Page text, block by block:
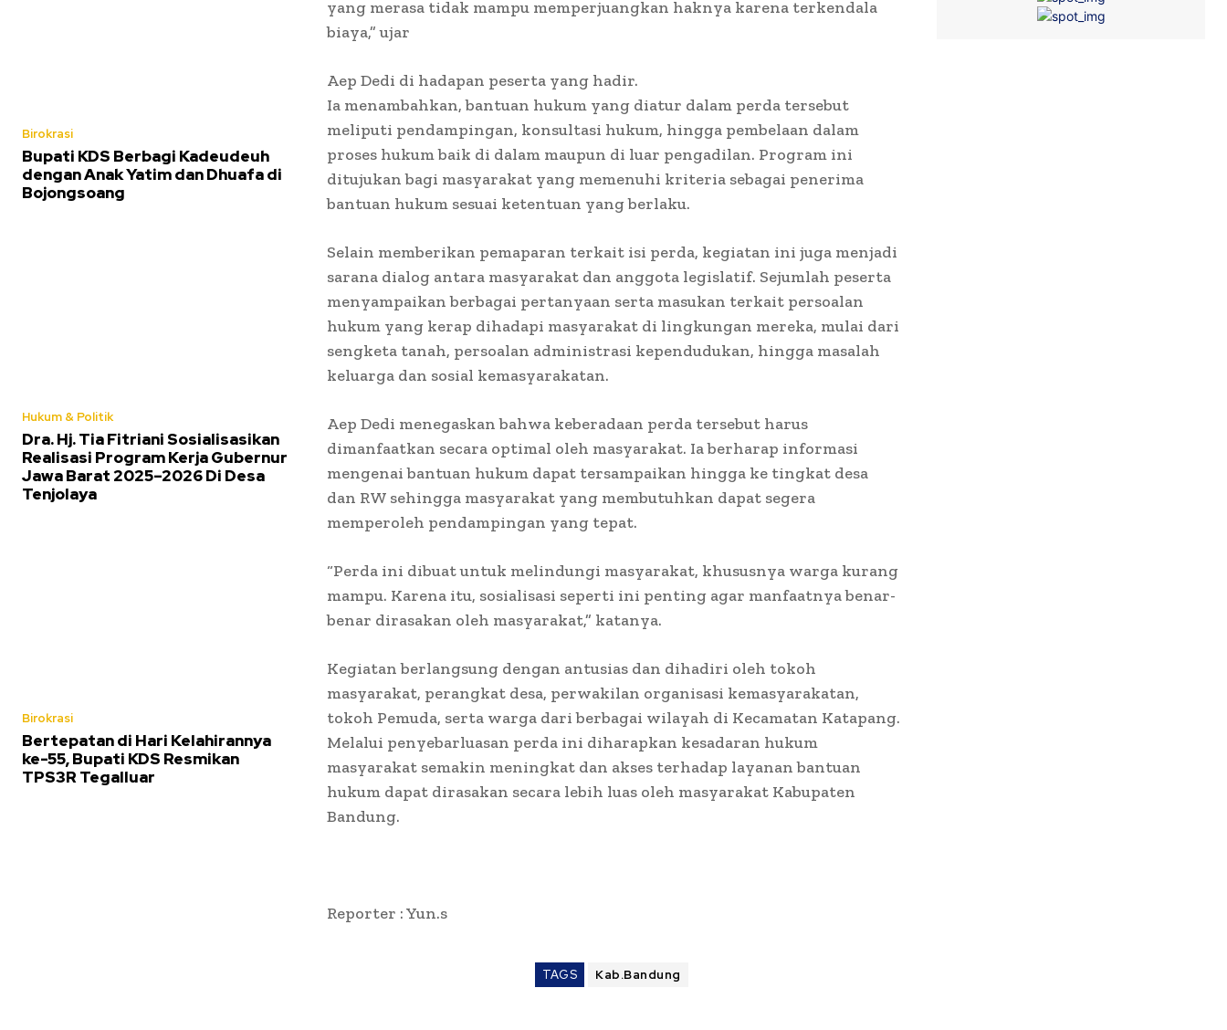
Birokrasi
Bupati KDS Berbagi Kadeudeuh
dengan Anak Yatim dan Dhuafa di
Bojongsoang
Hukum & Politik
Dra. Hj. Tia Fitriani Sosialisasikan
Realisasi Program Kerja Gubernur
Jawa Barat 2025–2026 Di Desa
Tenjolaya
Birokrasi
Bertepatan di Hari Kelahirannya
ke-55, Bupati KDS Resmikan
TPS3R Tegalluar
yang merasa tidak mampu memperjuangkan haknya karena terkendala
biaya,” ujar
Aep Dedi di hadapan peserta yang hadir.
Ia menambahkan, bantuan hukum yang diatur dalam perda tersebut
meliputi pendampingan, konsultasi hukum, hingga pembelaan dalam
proses hukum baik di dalam maupun di luar pengadilan. Program ini
ditujukan bagi masyarakat yang memenuhi kriteria sebagai penerima
bantuan hukum sesuai ketentuan yang berlaku.
Selain memberikan pemaparan terkait isi perda, kegiatan ini juga menjadi
sarana dialog antara masyarakat dan anggota legislatif. Sejumlah peserta
menyampaikan berbagai pertanyaan serta masukan terkait persoalan
hukum yang kerap dihadapi masyarakat di lingkungan mereka, mulai dari
sengketa tanah, persoalan administrasi kependudukan, hingga masalah
keluarga dan sosial kemasyarakatan.
Aep Dedi menegaskan bahwa keberadaan perda tersebut harus
dimanfaatkan secara optimal oleh masyarakat. Ia berharap informasi
mengenai bantuan hukum dapat tersampaikan hingga ke tingkat desa
dan RW sehingga masyarakat yang membutuhkan dapat segera
memperoleh pendampingan yang tepat.
“Perda ini dibuat untuk melindungi masyarakat, khususnya warga kurang
mampu. Karena itu, sosialisasi seperti ini penting agar manfaatnya benar-
benar dirasakan oleh masyarakat,” katanya.
Kegiatan berlangsung dengan antusias dan dihadiri oleh tokoh
masyarakat, perangkat desa, perwakilan organisasi kemasyarakatan,
tokoh Pemuda, serta warga dari berbagai wilayah di Kecamatan Katapang.
Melalui penyebarluasan perda ini diharapkan kesadaran hukum
masyarakat semakin meningkat dan akses terhadap layanan bantuan
hukum dapat dirasakan secara lebih luas oleh masyarakat Kabupaten
Bandung.
Reporter : Yun.s
TAGS Kab.Bandung